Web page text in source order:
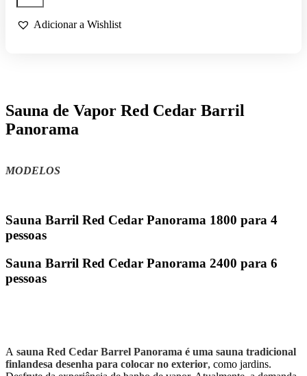
DE
VAPORAdicionar a Wishlist
Sauna de Vapor Red Cedar Barril
Panorama
MODELOS
Sauna Barril Red Cedar Panorama 1800 para 4
pessoas
Sauna Barril Red Cedar Panorama 2400 para 6
pessoas
A sauna Red Cedar Barrel Panorama é uma sauna tradicional
finlandesa desenha para colocar no exterior, como jardins.